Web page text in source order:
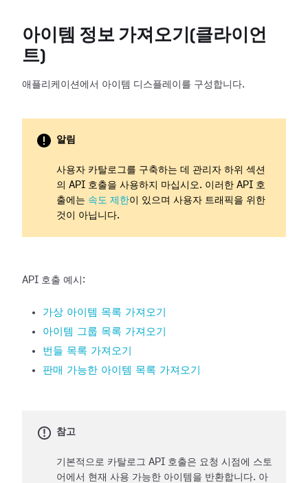
아이템 정보 가져오기(클라이언
트)
애플리케이션에서 아이템 디스플레이를 구성합니다.
알림
사용자 카탈로그를 구축하는 데 관리자 하위 섹션
의 API 호출을 사용하지 마십시오. 이러한 API 호
출에는 속도 제한이 있으며 사용자 트래픽을 위한
것이 아닙니다.
API 호출 예시:
가상 아이템 목록 가져오기
아이템 그룹 목록 가져오기
번들 목록 가져오기
판매 가능한 아이템 목록 가져오기
참고
기본적으로 카탈로그 API 호출은 요청 시점에 스토
어에서 현재 사용 가능한 아이템을 반환합니다. 아